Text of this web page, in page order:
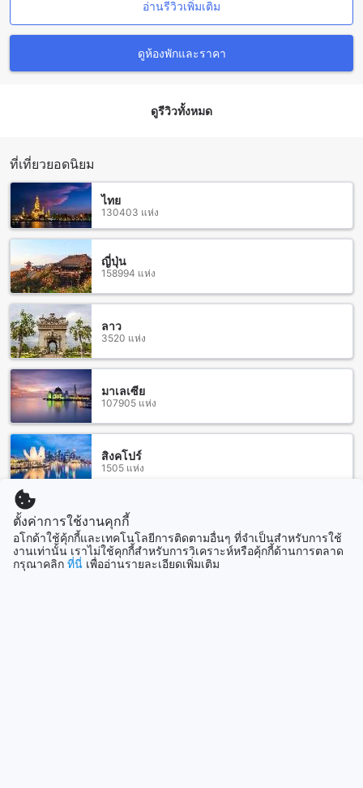
เชฟผู้เชี่ยวชาญ เพื่อให้คุณได้สัมผัสกับความอร่อยในทุกคำ
นอกจากนี้ โรงแรมยังมีบริการรูมเซอร์วิสที่พร้อมให้บริการตลอด
24 ชั่วโมง เพื่อความสะดวกสบายของผู้เข้าพัก คุณสามารถสั่ง
เตรียมไว้ทุกวัน เพื่อให้คุณได้เริ่มต้นวันใหม่อย่างมีพลัง ไม่ว่าจะ
วาลาอย่างเต็มที่.
ห้องพักที่สวยงามที่สเตอร์ลิง โลณวลา
สเตอร์ลิง โลณวลา นำเสนอห้องพักที่มีความสะดวกสบายและ
สวยงามในบรรยากาศที่เงียบสงบ ห้องคลาสสิกขนาด 24 ตาราง
เมตร ได้รับการออกแบบอย่างลงตัวเพื่อให้คุณรู้สึกถึงความผ่อน
คลายและความเป็นส่วนตัว ด้วยเตียงควีนไซส์ที่นุ่มสบาย ทำให้ทุก
คืนของคุณเต็มไปด้วยความสุขและความฝันที่ดี ห้องพักนี้เหมาะ
สำหรับคู่รักหรือผู้ที่ต้องการพักผ่อนในช่วงวันหยุดที่โลณวลา
การจองห้องพักที่สเตอร์ลิง โลณวลา ผ่าน Agoda จะทำให้คุณได้
รับประโยชน์มากมาย ไม่เพียงแต่คุณจะได้ราคาที่ดีที่สุด แต่ยัง
สามารถทำการจองได้อย่างง่ายดายและไม่ยุ่งยากอีกด้วย ด้วย
ระบบการจองที่ใช้งานง่าย คุณสามารถเลือกห้องพักที่ตรงกับความ
ต้องการของคุณได้อย่างรวดเร็วและสะดวกสบาย ทำให้การ
วางแผนการเดินทางของคุณเป็นเรื่องที่ง่ายและสนุกสนานยิ่งขึ้น!
โลนาวาลา: สวรรค์ของธรรมชาติและการพักผ่อนในอินเดีย
โลนาวาลา ตั้งอยู่ในรัฐมหาราษฏระ เป็นจุดหมายปลายทางที่เต็ม
ตระหง่าน ทุ่งหญ้าสีเขียวขจี และน้ำตกที่สวยงาม โลนาวาลาเป็น
สถานที่ที่เหมาะสำหรับผู้ที่ต้องการหลีกหนีจากความวุ่นวายของ
ชีวิตในเมืองใหญ่ ที่นี่คุณจะได้สัมผัสกับอากาศบริสุทธิ์และวิว
ทิวทัศน์ที่น่าตื่นตาตื่นใจ ซึ่งทำให้ที่นี่เป็นจุดหมายที่นิยมสำหรับ
การพักผ่อนในวันหยุดสุดสัปดาห์และการท่องเที่ยวในช่วงฤดูร้อน
อ่านรีวิวเพิ่มเติม
ดูห้องพักและราคา
ดูรีวิวทั้งหมด
ที่เที่ยวยอดนิยม
ไทย
130403 แห่ง
ญี่ปุ่น
158994 แห่ง
ลาว
3520 แห่ง
มาเลเซีย
107905 แห่ง
สิงคโปร์
1505 แห่ง
ดูทั้งหมด
ตั้งค่าการใช้งานคุกกี้
อโกด้าใช้คุ้กกี้และเทคโนโลยีการติดตามอื่นๆ ที่จำเป็นสำหรับการใช้
งานเท่านั้น เราไม่ใช้คุกกี้สำหรับการวิเคราะห์หรือคุ้กกี้ด้านการตลาด
กรุณาคลิก ที่นี่ เพื่ออ่านรายละเอียดเพิ่มเติม